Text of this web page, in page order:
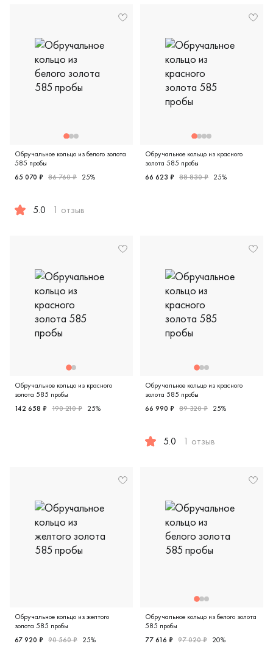
Обручальное кольцо из белого золота
585 пробы
65 070 ₽ 86 760 ₽ 25%
5.0 1 отзыв
Обручальное кольцо из красного
золота 585 пробы
66 623 ₽ 88 830 ₽ 25%
Обручальное кольцо из красного
золота 585 пробы
Мужские, парные, красное золото 585 пробы,
142 658 ₽ 190 210 ₽ 25%
Обручальное кольцо из красного
золота 585 пробы
66 990 ₽ 89 320 ₽ 25%
5.0 1 отзыв
Обручальное кольцо из желтого
золота 585 пробы
67 920 ₽ 90 560 ₽ 25%
Обручальное кольцо из белого золота
585 пробы
77 616 ₽ 97 020 ₽ 20%